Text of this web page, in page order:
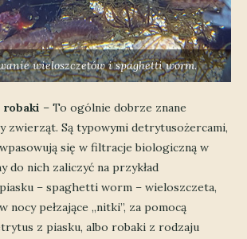
wieloszczetów i spaghetti worm.
robaki – To ogólnie dobrze znane
zwierząt. Są typowymi detrytusożercami,
się w filtracje biologiczną w
do nich zaliczyć na przykład
– spaghetti worm – wieloszczeta,
nocy pełzające „nitki”, za pomocą
z piasku, albo robaki z rodzaju